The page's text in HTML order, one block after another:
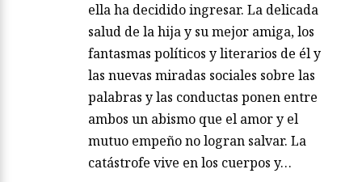
ella ha decidido ingresar. La delicada
salud de la hija y su mejor amiga, los
fantasmas políticos y literarios de él y
las nuevas miradas sociales sobre las
palabras y las conductas ponen entre
ambos un abismo que el amor y el
mutuo empeño no logran salvar. La
catástrofe vive en los cuerpos y…